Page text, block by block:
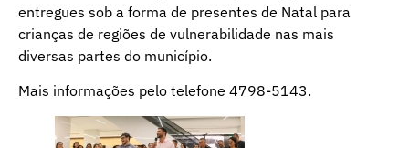
entregues sob a forma de presentes de Natal para
crianças de regiões de vulnerabilidade nas mais
diversas partes do município.
Mais informações pelo telefone 4798-5143.